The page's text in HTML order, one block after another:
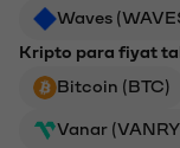
Waves
Kripto para fiyat
Bitcoin (BTC)
Vanar